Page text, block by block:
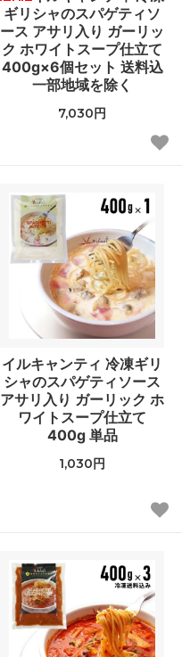
ギリシャのスパゲティソ
ース アサリ入り ガーリッ
ク ホワイトスープ仕立て
400g×6個セット 送料込
一部地域を除く
7,030円
イルキャンティ 冷凍ギリ
シャのスパゲティソース
アサリ入り ガーリック ホ
ワイトスープ仕立て
400g 単品
1,030円